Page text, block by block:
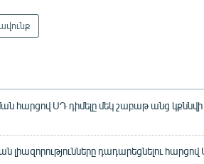
հարցով ՍԴ դիմելը մեկ շաբաթ անց
դադարեցնելու հարցով